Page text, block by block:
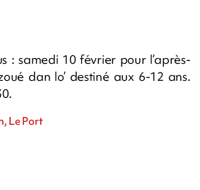
: samedi 10 février pour l’après-
dan lo’ destiné aux 6-12 ans.
Le Port